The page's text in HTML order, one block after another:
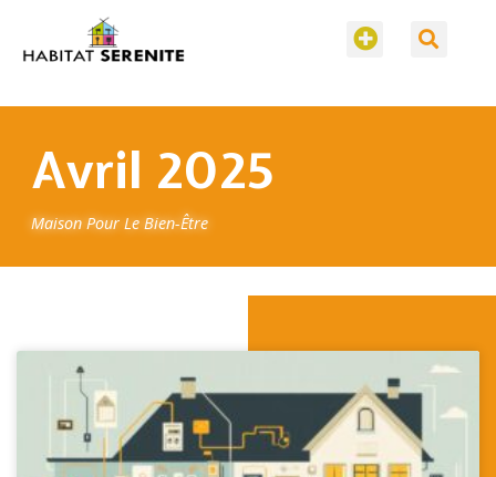
Avril 2025
Maison Pour Le Bien-Être